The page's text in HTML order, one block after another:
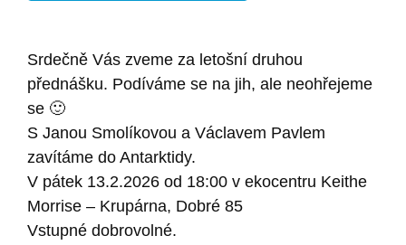
Srdečně Vás zveme za letošní druhou
přednášku. Podíváme se na jih, ale neohřejeme
se 🙂
S Janou Smolíkovou a Václavem Pavlem
zavítáme do Antarktidy.
V pátek 13.2.2026 od 18:00 v ekocentru Keithe
Morrise – Krupárna, Dobré 85
Vstupné dobrovolné.